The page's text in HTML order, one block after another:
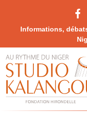
Informations,